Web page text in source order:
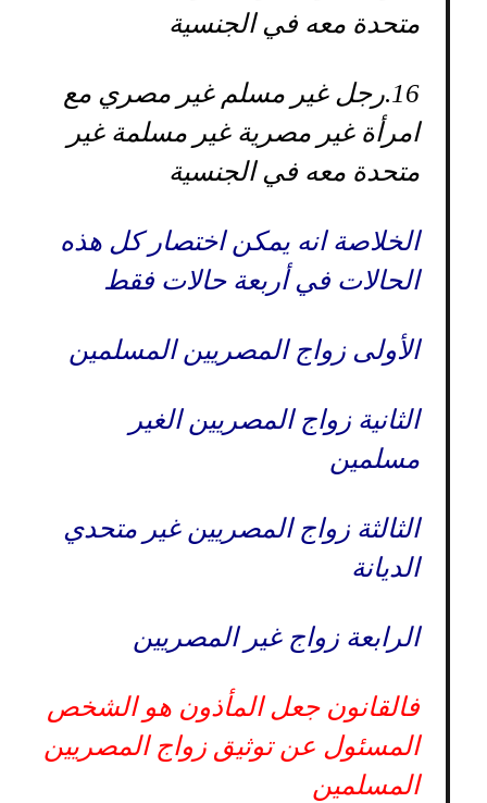
متحدة معه في الجنسية
16. رجل غير مسلم غير مصري مع
امرأة غير مصرية غير مسلمة غير
متحدة معه في الجنسية
الخلاصة انه يمكن اختصار كل هذه
الحالات في أربعة حالات فقط
الأولى زواج المصريين المسلمين
الثانية زواج المصريين الغير
مسلمين
الثالثة زواج المصريين غير متحدي
الديانة
الرابعة زواج غير المصريين
فالقانون جعل المأذون هو الشخص
المسئول عن توثيق زواج المصريين
المسلمين